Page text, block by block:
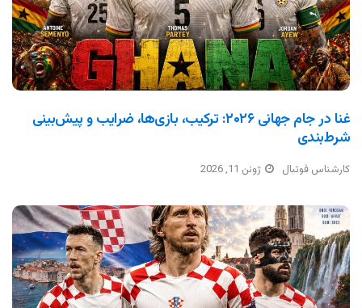
غنا در جام جهانی ۲۰۲۶: ترکیب، بازی‌ها، ضرایب و پیش‌بینی
شرط‌بندی
کارشناس فوتبال ژوئن 11, 2026